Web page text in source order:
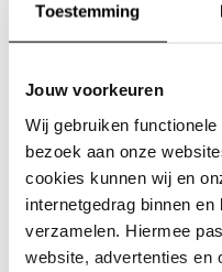
Toestemming
Jouw voorkeuren
Wij gebruiken
bezoek aan onze
cookies kunnen wij en
internetgedrag binnen
verzamelen. Hiermee
website, advertenties en
ALLEEN IN WINKELS
Jägerndorfer
met Zetel Blauw
189,00